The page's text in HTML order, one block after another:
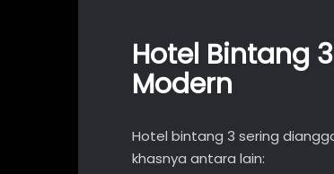
Hotel Bintang
Modern
Hotel bintang 3 sering
khasnya antara lain: